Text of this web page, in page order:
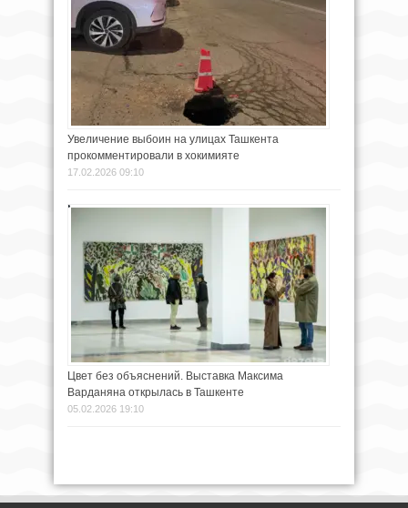
Увеличение выбоин на улицах Ташкента
прокомментировали в хокимияте
17.02.2026 09:10
Цвет без объяснений. Выставка Максима
Варданяна открылась в Ташкенте
05.02.2026 19:10